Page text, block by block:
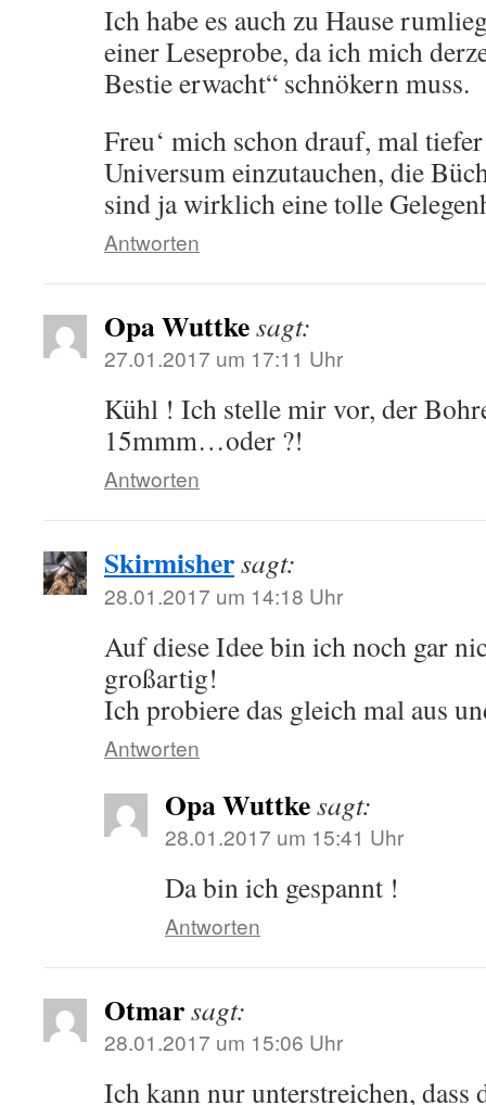
Ich habe es auch zu Hause
einer Leseprobe, da ich mich
Bestie erwacht“ schnökern muss.
Freu‘ mich schon drauf, mal
Universum einzutauchen, die
sind ja wirklich eine tolle
Antworten
Opa Wuttkesagt:
27.01.2017 um 17:11 Uhr
Kühl ! Ich stelle mir vor, der
15mmm…oder ?!
Antworten
Skirmishersagt:
28.01.2017 um 14:18 Uhr
Auf diese Idee bin ich noch gar
großartig!
Ich probiere das gleich mal aus
Antworten
Opa Wuttkesagt:
28.01.2017 um 15:41 Uhr
Da bin ich gespannt !
Antworten
Otmarsagt:
28.01.2017 um 15:06 Uhr
Ich kann nur unterstreichen, dass